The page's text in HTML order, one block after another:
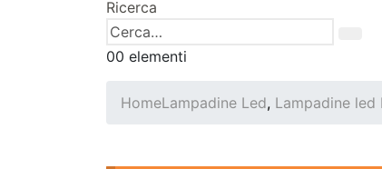
Ricerca
00 elementi
HomeLampadine Led, Lampadine led